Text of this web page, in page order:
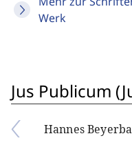
Werk
Jus Publicum
Hannes